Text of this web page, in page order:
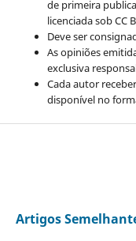
de primeira
licenciada sob CC
Deve ser
As opiniões
exclusiva
Cada autor
disponível no
Artigos